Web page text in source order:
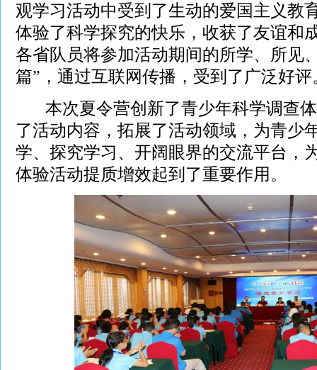
观学习活动中受到了生动的爱国主义教
体验了科学探究的快乐，收获了友谊和
各省队员将参加活动期间的所学、所见
篇”，通过互联网传播，受到了广泛好评
本次夏令营创新了青少年科学调查体
了活动内容，拓展了活动领域，为青少
学、探究学习、开阔眼界的交流平台，
体验活动提质增效起到了重要作用。